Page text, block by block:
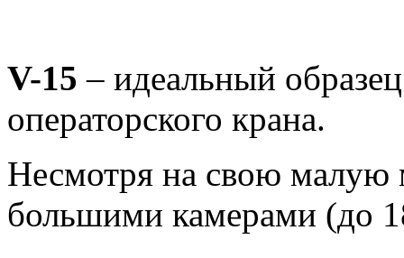
V-15– идеальный
операторского крана.
Несмотря на свою малую
большими камерами (до